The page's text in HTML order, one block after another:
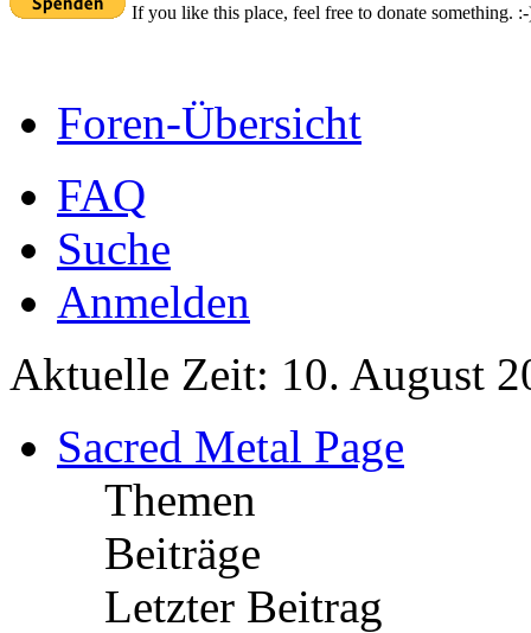
If you like this place, feel free to donate something.
Foren-Übersicht
FAQ
Suche
Anmelden
Aktuelle Zeit: 10. August
Sacred Metal Page
Themen
Beiträge
Letzter Beitrag